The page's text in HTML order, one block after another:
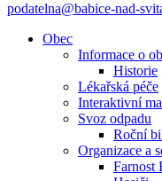
podatelna@babice-nad-
Obec
Informace o
Historie
Lékařská péče
Interaktivní
Svoz odpadu
Roční
Organizace a
Farnost